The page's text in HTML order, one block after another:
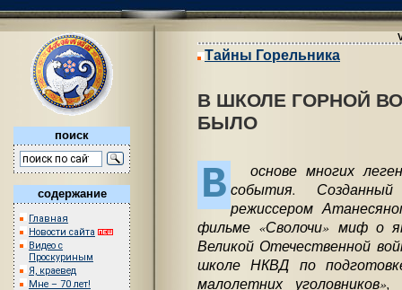
поиск
содержание
Главная
Новости сайта
Видео с
Проскуриным
Я, краевед
Мне – 70 лет!
Тайны Горельника
В ШКОЛЕ ГОРНОЙ
БЫЛО
В
основе многих
события.
режиссером
фильме «Сволочи» миф о
Великой Отечественной
школе НКВД по
малолетних